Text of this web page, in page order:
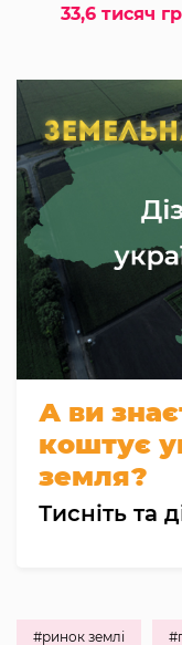
33,6 тисяч
А ви
коштує
земля?
Тисніть та
#ринок землі